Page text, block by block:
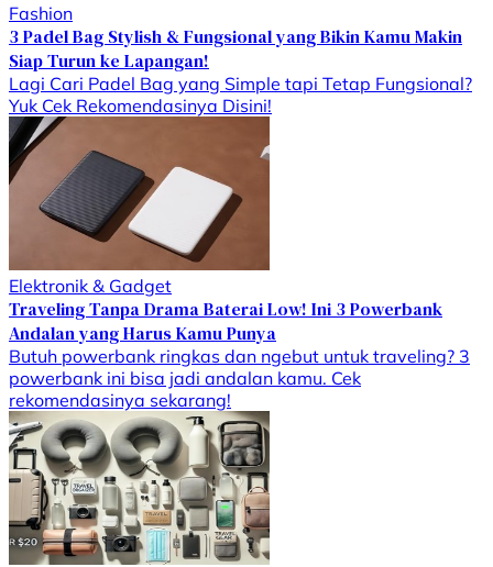
Fashion
3 Padel Bag Stylish & Fungsional yang Bikin Kamu Makin
Siap Turun ke Lapangan!
Lagi Cari Padel Bag yang Simple tapi Tetap Fungsional?
Yuk Cek Rekomendasinya Disini!
Elektronik & Gadget
Traveling Tanpa Drama Baterai Low! Ini 3 Powerbank
Andalan yang Harus Kamu Punya
Butuh powerbank ringkas dan ngebut untuk traveling? 3
powerbank ini bisa jadi andalan kamu. Cek
rekomendasinya sekarang!